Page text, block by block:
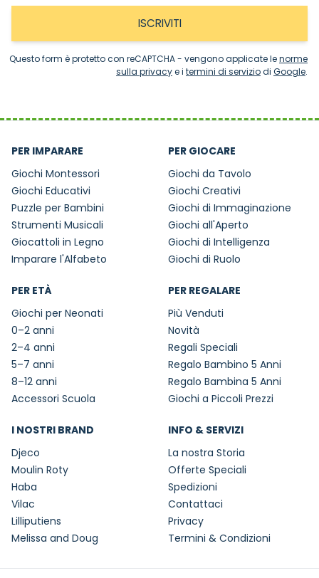
ISCRIVITI
Questo form è protetto con reCAPTCHA - vengono applicate lenorme
sulla privacye i termini di serviziodi Google.
PER IMPARARE
Giochi Montessori
Giochi Educativi
Puzzle per Bambini
Strumenti Musicali
Giocattoli in Legno
Imparare l'Alfabeto
PER GIOCARE
Giochi da Tavolo
Giochi Creativi
Giochi di Immaginazione
Giochi all'Aperto
Giochi di Intelligenza
Giochi di Ruolo
PER ETÀ
Giochi per Neonati
0–2 anni
2–4 anni
5–7 anni
8–12 anni
Accessori Scuola
PER REGALARE
Più Venduti
Novità
Regali Speciali
Regalo Bambino 5 Anni
Regalo Bambina 5 Anni
Giochi a Piccoli Prezzi
I NOSTRI BRAND
Djeco
Moulin Roty
Haba
Vilac
Lilliputiens
Melissa and Doug
INFO & SERVIZI
La nostra Storia
Offerte Speciali
Spedizioni
Contattaci
Privacy
Termini & Condizioni